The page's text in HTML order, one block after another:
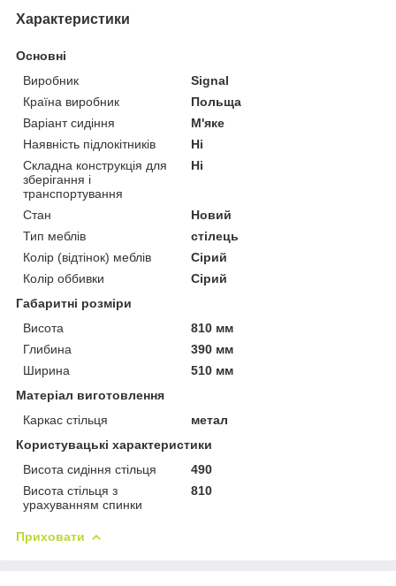
Характеристики
Основні
Виробник
Signal
Країна виробник
Польща
Варіант сидіння
М'яке
Наявність підлокітників
Ні
Складна конструкція для
зберігання і
транспортування
Ні
Стан
Новий
Тип меблів
стілець
Колір (відтінок) меблів
Сірий
Колір оббивки
Сірий
Габаритні розміри
Висота
810 мм
Глибина
390 мм
Ширина
510 мм
Матеріал виготовлення
Каркас стільця
метал
Користувацькi характеристики
Висота сидіння стільця
490
Висота стільця з
урахуванням спинки
810
Приховати